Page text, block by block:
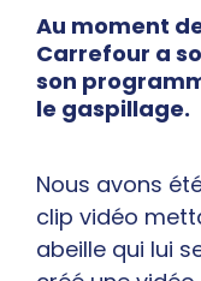
Au moment
Carrefour a
son
le gaspillage.
Nous avons
clip vidéo
abeille qui lui